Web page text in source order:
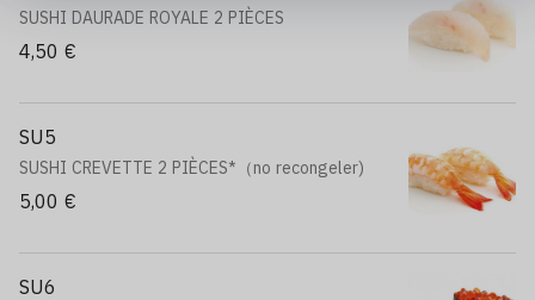
SUSHI DAURADE ROYALE 2 PIÈCES
4,50 €
SU5
SUSHI CREVETTE 2 PIÈCES*（no recongeler)
5,00 €
SU6